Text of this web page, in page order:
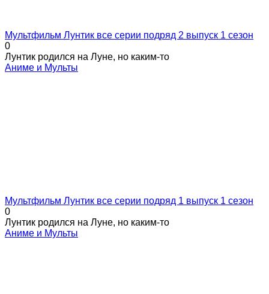
Мультфильм Лунтик все серии подряд 2 выпуск 1 сезон
0
Лунтик родился на Луне, но каким-то
Аниме и Мульты
Мультфильм Лунтик все серии подряд 1 выпуск 1 сезон
0
Лунтик родился на Луне, но каким-то
Аниме и Мульты